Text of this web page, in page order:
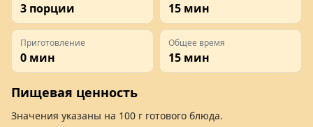
3 порции 15 мин
Приготовление
0 мин
Общее время
15 мин
Пищевая ценность
Значения указаны на 100 г готового блюда.